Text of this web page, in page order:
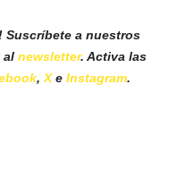
Suscríbete a nuestros
al newsletter. Activa las
, Xe Instagram.